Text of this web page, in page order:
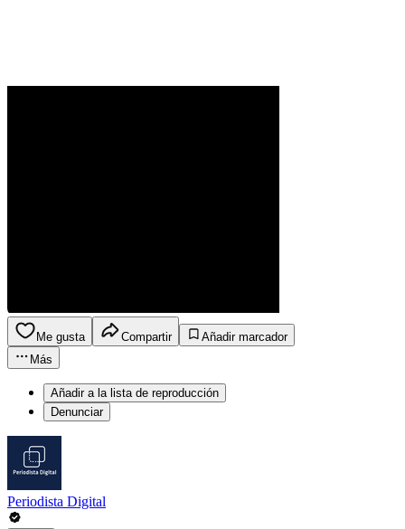
Me gusta Compartir
Añadir marcador
Más
Añadir a la lista de reproducción
Denunciar
Periodista Digital